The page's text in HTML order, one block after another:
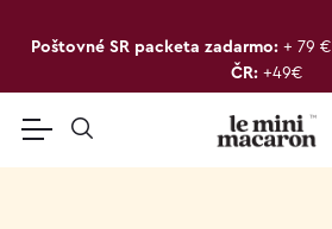
Poštovné SR packeta zadarmo: + 79 €
ČR: +49€